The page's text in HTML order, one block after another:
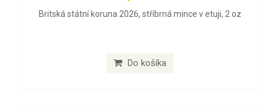
Britská státní koruna 2026, stříbrná mince v etuji, 2 oz
Do košíka